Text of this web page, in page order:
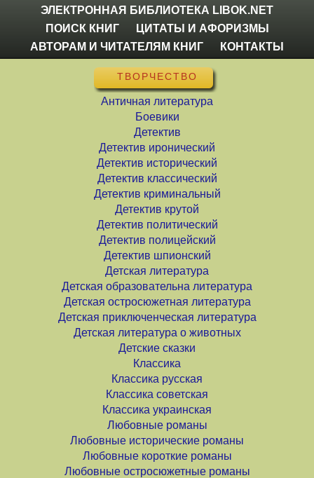
ЭЛЕКТРОННАЯ БИБЛИОТЕКА LIBOK.NET
ПОИСК КНИГ
ЦИТАТЫ И АФОРИЗМЫ
АВТОРАМ И ЧИТАТЕЛЯМ КНИГ
КОНТАКТЫ
ТВОРЧЕСТВО
Античная литература
Боевики
Детектив
Детектив иронический
Детектив исторический
Детектив классический
Детектив криминальный
Детектив крутой
Детектив политический
Детектив полицейский
Детектив шпионский
Детская литература
Детская образовательна литература
Детская остросюжетная литература
Детская приключенческая литература
Детская литература о животных
Детские сказки
Классика
Классика русская
Классика советская
Классика украинская
Любовные романы
Любовные исторические романы
Любовные короткие романы
Любовные остросюжетные романы